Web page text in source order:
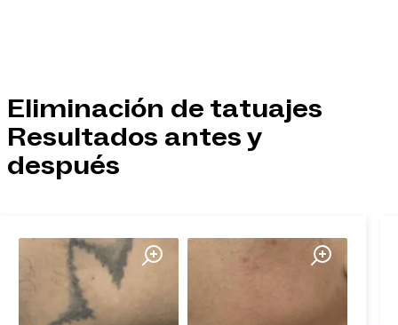
Eliminación de tatuajes
Resultados antes y
después